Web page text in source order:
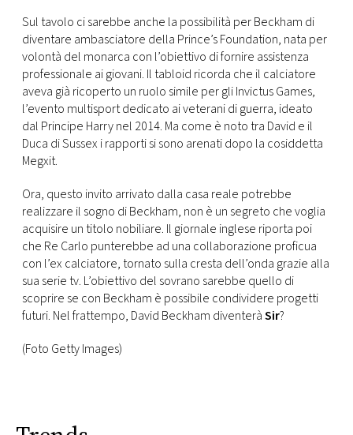
Sul tavolo ci sarebbe anche la possibilità per Beckham di
diventare ambasciatore della Prince’s Foundation, nata per
volontà del monarca con l’obiettivo di fornire assistenza
professionale ai giovani. Il tabloid ricorda che il calciatore
aveva già ricoperto un ruolo simile per gli Invictus Games,
l’evento multisport dedicato ai veterani di guerra, ideato
dal Principe Harry nel 2014. Ma come è noto tra David e il
Duca di Sussex i rapporti si sono arenati dopo la cosiddetta
Megxit.
Ora, questo invito arrivato dalla casa reale potrebbe
realizzare il sogno di Beckham, non è un segreto che voglia
acquisire un titolo nobiliare. Il giornale inglese riporta poi
che Re Carlo punterebbe ad una collaborazione proficua
con l’ex calciatore, tornato sulla cresta dell’onda grazie alla
sua serie tv. L’obiettivo del sovrano sarebbe quello di
scoprire se con Beckham è possibile condividere progetti
futuri. Nel frattempo, David Beckham diventeràSir?
(Foto Getty Images)